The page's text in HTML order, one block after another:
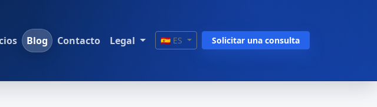
Blog Contacto Legal 🇪🇸 ES Solicitar una consulta